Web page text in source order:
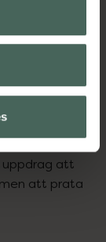
från Skåne i
och på
uppdrag att
att prata